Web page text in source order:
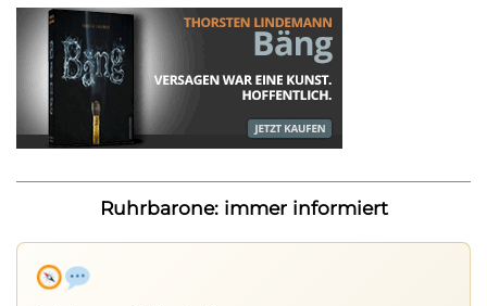
Ruhrbarone: immer informiert